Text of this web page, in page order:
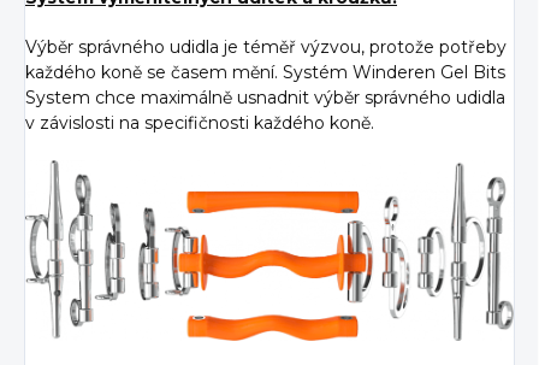
Výběr správného udidla je téměř výzvou, protože potřeby
každého koně se časem mění. Systém Winderen Gel Bits
System chce maximálně usnadnit výběr správného udidla
v závislosti na specifičnosti každého koně.